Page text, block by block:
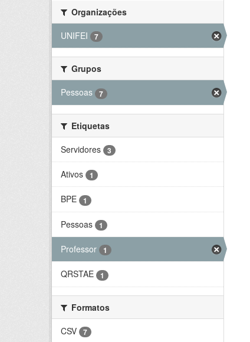
Organizações
UNIFEI
7
Grupos
Pessoas
7
Etiquetas
Servidores
3
Ativos 1
BPE 1
Pessoas 1
Professor 1
QRSTAE 1
Formatos
CSV
7